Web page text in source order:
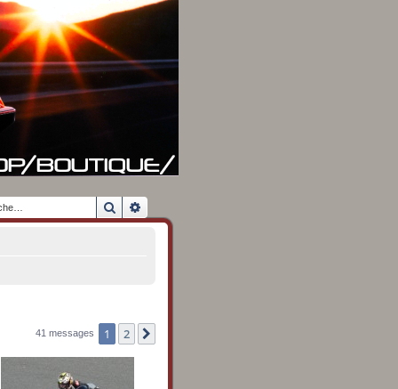
Rechercher
41 messages 1 2